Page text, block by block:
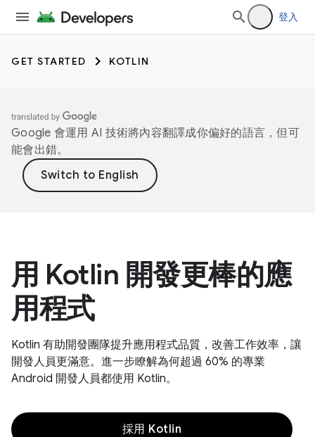
登入
GET STARTED KOTLIN
Google 會運用 AI 技術將內容翻譯成你偏好的語言，但可
能會出錯。
用 Kotlin 開發更棒的應
用程式
Kotlin 有助開發團隊提升應用程式品質，改善工作效率，讓
開發人員更滿意。進一步瞭解為何超過 60% 的專業
Android 開發人員都使用 Kotlin。
採用 Kotlin